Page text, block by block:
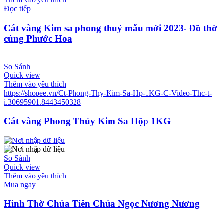
Đọc tiếp
Cát vàng Kim sa phong thuỷ mẫu mới 2023- Đồ thờ
cúng Phước Hoa
So Sánh
Quick view
Thêm vào yêu thích
https://shopee.vn/Ct-Phong-Thy-Kim-Sa-Hp-1KG-C-Video-Thc-t-
i.30695901.8443450328
Cát vàng Phong Thủy Kim Sa Hộp 1KG
So Sánh
Quick view
Thêm vào yêu thích
Mua ngay
Hình Thờ Chúa Tiên Chúa Ngọc Nương Nương